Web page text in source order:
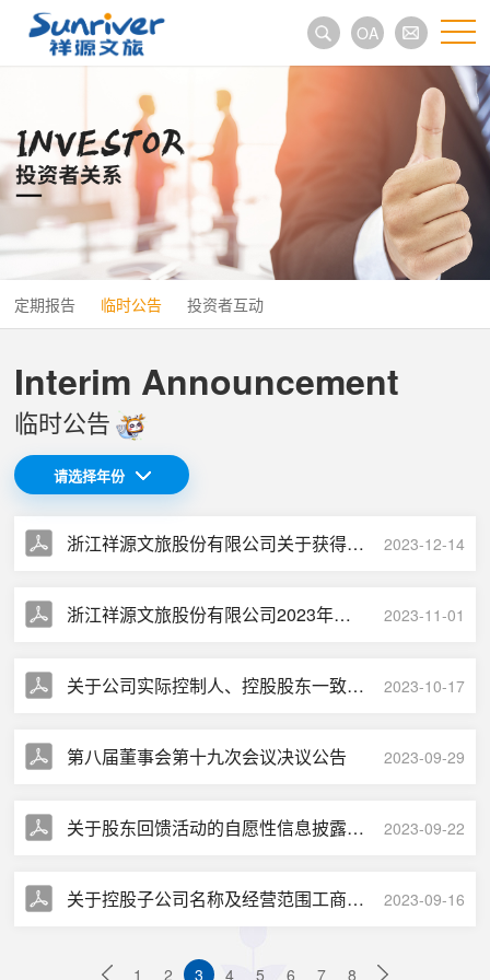
OA
定期报告 临时公告 投资者互动
Interim Announcement
临时公告
请选择年份
浙江祥源文旅股份有限公司关于获得政府补助的公告 2023-12-14
浙江祥源文旅股份有限公司2023年第四次临时股东大会会议决议公告 2023-11-01
关于公司实际控制人、控股股东一致行动人、部分董监高及核心中层管理人员增持公司股票计划的公告 2023-10-17
第八届董事会第十九次会议决议公告 2023-09-29
关于股东回馈活动的自愿性信息披露公告 2023-09-22
关于控股子公司名称及经营范围工商变更登记完成的公告 2023-09-16
1 2 3 4 5 6 7 8